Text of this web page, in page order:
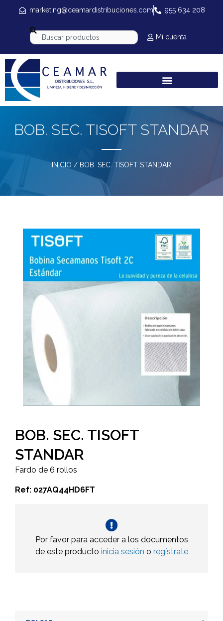
marketing@ceamardistribuciones.com 955 634 208
Mi cuenta
BOB. SEC. TISOFT STANDAR
INICIO / BOB. SEC. TISOFT STANDAR
BOB. SEC. TISOFT
STANDAR
Fardo de 6 rollos
Ref: 027AQ44HD6FT
Por favor para acceder a los documentos
de este producto inicia sesión o regístrate